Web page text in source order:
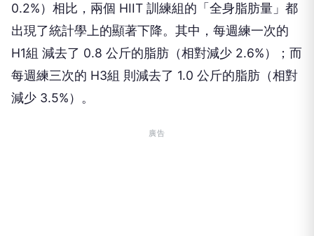
0.2%）相比，兩個 HIIT 訓練組的「全身脂肪量」都
出現了統計學上的顯著下降。其中，每週練一次的
H1組 減去了 0.8 公斤的脂肪（相對減少 2.6%）；而
每週練三次的 H3組 則減去了 1.0 公斤的脂肪（相對
減少 3.5%）。
廣告